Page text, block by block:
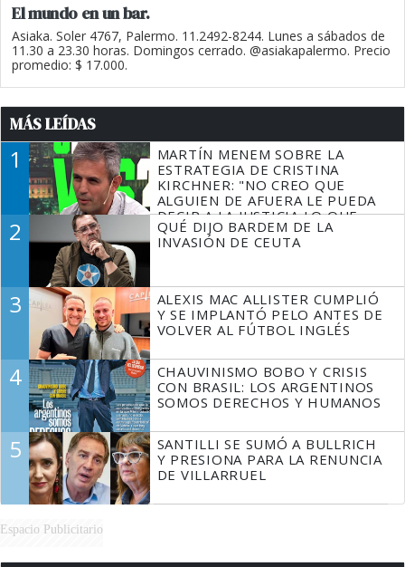
El mundo en un bar.
Asiaka. Soler 4767, Palermo. 11.2492-8244. Lunes a sábados de
11.30 a 23.30 horas. Domingos cerrado. @asiakapalermo. Precio
promedio: $ 17.000.
MÁS LEÍDAS
1
MARTÍN MENEM SOBRE LA
ESTRATEGIA DE CRISTINA
KIRCHNER: "NO CREO QUE
ALGUIEN DE AFUERA LE PUEDA
DECIR A LA JUSTICIA LO QUE
TIENE QUE HACER"
2
QUÉ DIJO BARDEM DE LA
INVASIÓN DE CEUTA
3
ALEXIS MAC ALLISTER CUMPLIÓ
Y SE IMPLANTÓ PELO ANTES DE
VOLVER AL FÚTBOL INGLÉS
4
CHAUVINISMO BOBO Y CRISIS
CON BRASIL: LOS ARGENTINOS
SOMOS DERECHOS Y HUMANOS
5
SANTILLI SE SUMÓ A BULLRICH
Y PRESIONA PARA LA RENUNCIA
DE VILLARRUEL
Espacio Publicitario